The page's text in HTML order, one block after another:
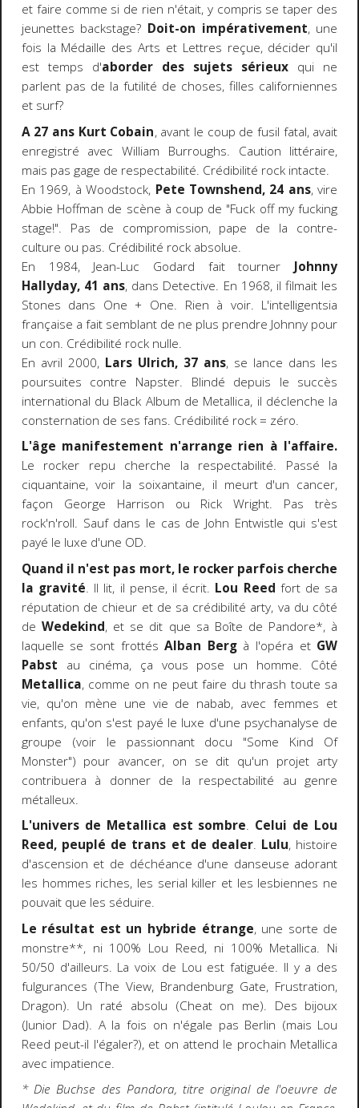
et faire comme si de rien n'était, y compris se taper des
jeunettes backstage? Doit-on impérativement, une
fois la Médaille des Arts et Lettres reçue, décider qu'il
est temps d'aborder des sujets sérieux qui ne
parlent pas de la futilité de choses, filles californiennes
et surf?
A 27 ans Kurt Cobain, avant le coup de fusil fatal, avait
enregistré avec William Burroughs. Caution littéraire,
mais pas gage de respectabilité. Crédibilité rock intacte.
En 1969, à Woodstock, Pete Townshend, 24 ans, vire
Abbie Hoffman de scène à coup de "Fuck off my fucking
stage!". Pas de compromission, pape de la contre-
culture ou pas. Crédibilité rock absolue.
En 1984, Jean-Luc Godard fait tourner Johnny
Hallyday, 41 ans, dans Detective. En 1968, il filmait les
Stones dans One + One. Rien à voir. L'intelligentsia
française a fait semblant de ne plus prendre Johnny pour
un con. Crédibilité rock nulle.
En avril 2000, Lars Ulrich, 37 ans, se lance dans les
poursuites contre Napster. Blindé depuis le succès
international du Black Album de Metallica, il déclenche la
consternation de ses fans. Crédibilité rock = zéro.
L'âge manifestement n'arrange rien à l'affaire.
Le rocker repu cherche la respectabilité. Passé la
ciquantaine, voir la soixantaine, il meurt d'un cancer,
façon George Harrison ou Rick Wright. Pas très
rock'n'roll. Sauf dans le cas de John Entwistle qui s'est
payé le luxe d'une OD.
Quand il n'est pas mort, le rocker parfois cherche
la gravité. Il lit, il pense, il écrit. Lou Reed fort de sa
réputation de chieur et de sa crédibilité arty, va du côté
de Wedekind, et se dit que sa Boîte de Pandore*, à
laquelle se sont frottésAlban Bergà l'opéra et GW
Pabst au cinéma, ça vous pose un homme. Côté
Metallica, comme on ne peut faire du thrash toute sa
vie, qu'on mène une vie de nabab, avec femmes et
enfants, qu'on s'est payé le luxe d'une psychanalyse de
groupe (voir le passionnant docu "Some Kind Of
Monster") pour avancer, on se dit qu'un projet arty
contribuera à donner de la respectabilité au genre
métalleux.
L'univers de Metallica est sombre. Celui de Lou
Reed, peuplé de trans et de dealer. Lulu, histoire
d'ascension et de déchéance d'une danseuse adorant
les hommes riches, les serial killer et les lesbiennes ne
pouvait que les séduire.
Le résultat est un hybride étrange, une sorte de
monstre**, ni 100% Lou Reed, ni 100% Metallica. Ni
50/50 d'ailleurs. La voix de Lou est fatiguée. Il y a des
fulgurances (The View, Brandenburg Gate, Frustration,
Dragon). Un raté absolu (Cheat on me). Des bijoux
(Junior Dad). A la fois on n'égale pas Berlin (mais Lou
Reed peut-il l'égaler?), et on attend le prochain Metallica
avec impatience.
* Die Buchse des Pandora, titre original de l'oeuvre de